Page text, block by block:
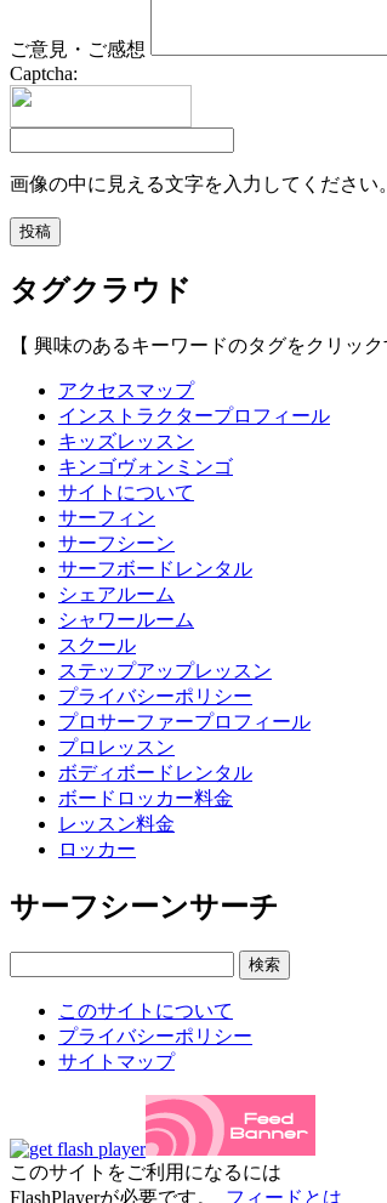
ご意見・ご感想
Captcha:
画像の中に見える文字を入力してください。
タグクラウド
【 興味のあるキーワードのタグをクリッ
アクセスマップ
インストラクタープロフィール
キッズレッスン
キンゴヴォンミンゴ
サイトについて
サーフィン
サーフシーン
サーフボードレンタル
シェアルーム
シャワールーム
スクール
ステップアップレッスン
プライバシーポリシー
プロサーファープロフィール
プロレッスン
ボディボードレンタル
ボードロッカー料金
レッスン料金
ロッカー
サーフシーンサーチ
このサイトについて
プライバシーポリシー
サイトマップ
このサイトをご利用になるには
FlashPlayerが必要です。 フィードとは